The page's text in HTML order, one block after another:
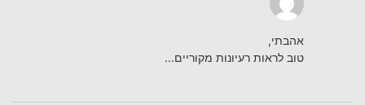
אהבתי,
טוב לראות רעיונות מקוריים…